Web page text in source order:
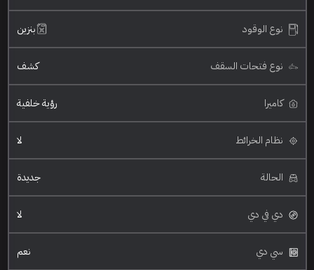
نوع الوقود بنزين
نوع فتحات السقف كشف
كاميرا رؤية خلفية
نظام الخرائط لا
الحالة جديدة
دي في دي لا
سي دي نعم